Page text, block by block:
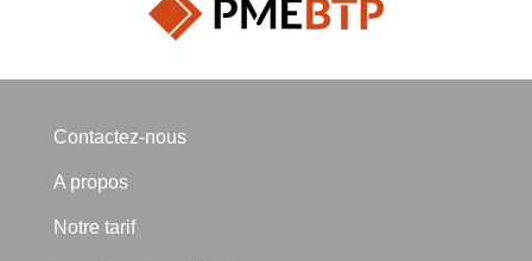
Contactez-nous
A propos
Notre tarif